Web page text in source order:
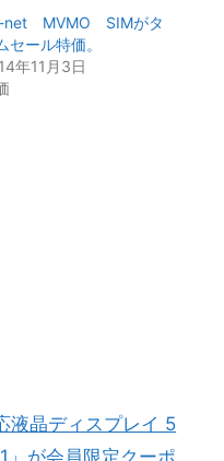
net MVMO SIMがタ
セール特価。
年11月3日
液晶ディスプレイ 5
」が会員限定クーポ